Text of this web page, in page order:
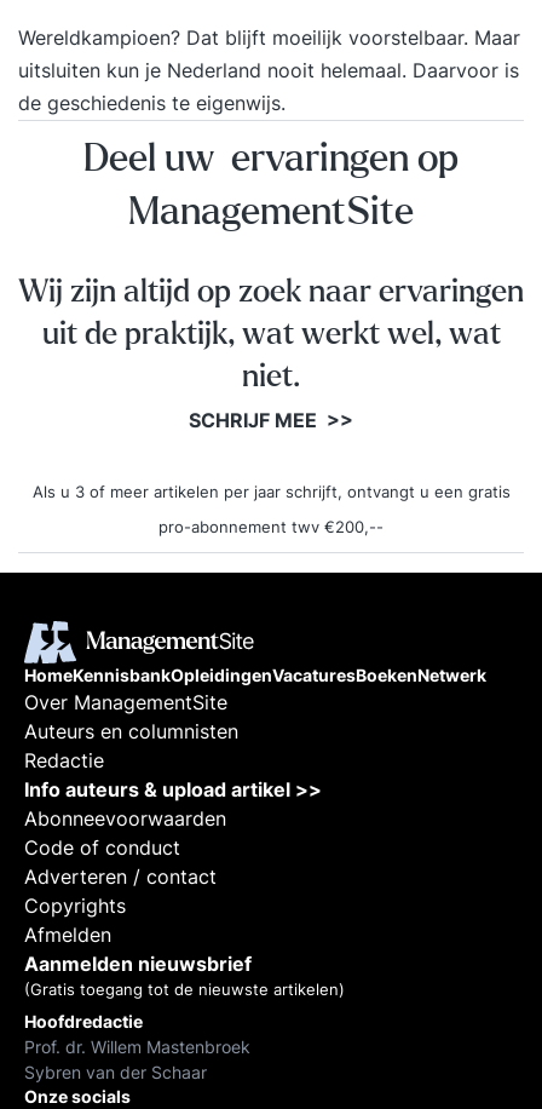
Wereldkampioen? Dat blijft moeilijk voorstelbaar. Maar
uitsluiten kun je Nederland nooit helemaal. Daarvoor is
de geschiedenis te eigenwijs.
Deel uw ervaringen op
ManagementSite
Wij zijn altijd op zoek naar ervaringen
uit de praktijk, wat werkt wel, wat
niet.
SCHRIJF MEE >>
Als u 3 of meer artikelen per jaar schrijft, ontvangt u een gratis
pro-abonnement twv €200,--
HomeKennisbankOpleidingenVacaturesBoekenNetwerk
Over ManagementSite
Auteurs en columnisten
Redactie
Info auteurs & upload artikel >>
Abonneevoorwaarden
Code of conduct
Adverteren / contact
Copyrights
Afmelden
Aanmelden nieuwsbrief
(Gratis toegang tot de nieuwste artikelen)
Hoofdredactie
Prof. dr. Willem Mastenbroek
Sybren van der Schaar
Onze socials